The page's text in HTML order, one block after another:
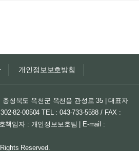
개인정보보호방침
청북도 옥천군 옥천읍 관성로 35 | 대표자
82-00504TEL : 043-733-5588 / FAX :
책임자 : 개인정보보호팀 | E-mail :
Reserved.